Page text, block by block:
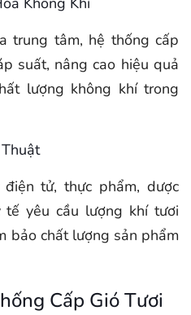
trung tâm, hệ thống cấp
suất, nâng cao hiệu quả
lượng không khí trong
tử, thực phẩm, dược
tế yêu cầu lượng khí tươi
bảo chất lượng sản phẩm
Cấp Gió Tươi